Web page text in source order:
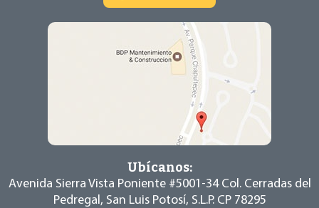
Ubícanos:
Avenida Sierra Vista Poniente #5001-34 Col. Cerradas del
Pedregal, San Luis Potosí, S.L.P. CP 78295